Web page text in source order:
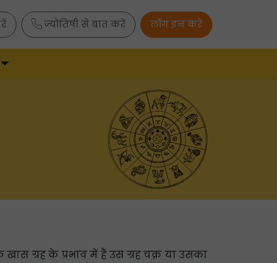
ज्योतिषी से बात करें लॉग इन करें
ग्रह के प्रभाव में हैं उस ग्रह चक्र या उसका